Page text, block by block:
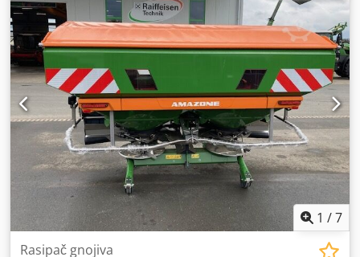
1 /7
Rasipač gnojiva